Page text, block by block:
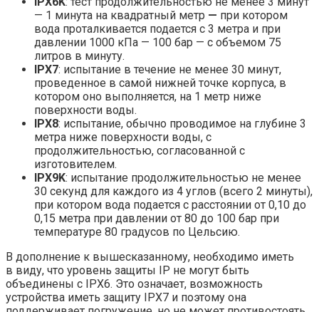
— 1 минута на квадратный метр — при котором
вода проталкивается подается с 3 метра и при
давлении 1000 кПа — 100 бар — с объемом 75
литров в минуту.
IPX7: испытание в течение не менее 30 минут,
проведенное в самой нижней точке корпуса, в
котором оно выполняется, на 1 метр ниже
поверхности воды.
IPX8: испытание, обычно проводимое на глубине 3
метра ниже поверхности воды, с
продолжительностью, согласованной с
изготовителем.
IPX9K: испытание продолжительностью не менее
30 секунд для каждого из 4 углов (всего 2 минуты),
при котором вода подается с расстоянии от 0,10 до
0,15 метра при давлении от 80 до 100 бар при
температуре 80 градусов по Цельсию.
В дополнение к вышесказанному, необходимо иметь
в виду, что уровень защиты IP не могут быть
объединены с IPX6. Это означает, возможность
устройства иметь защиту IPX7 и поэтому она